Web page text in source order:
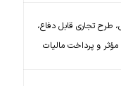
طرح تجاری قابل دفاع،
و پرداخت مالیات